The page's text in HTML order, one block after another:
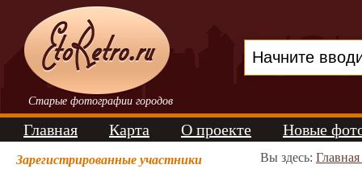
Старые фотографии городов
Главная Карта О проекте Новые
Зарегистрированные участники Вы здесь: